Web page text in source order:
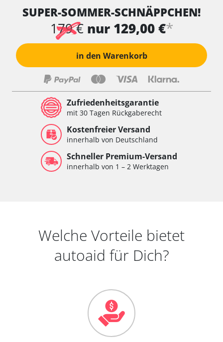
SUPER-SOMMER-SCHNÄPPCHEN!
179 € nur 129,00 €*
in den Warenkorb
Zufriedenheitsgarantie
mit 30 Tagen Rückgaberecht
Kostenfreier Versand
innerhalb von Deutschland
Schneller Premium-Versand
innerhalb von 1 – 2 Werktagen
Welche Vorteile bietet
autoaid für Dich?